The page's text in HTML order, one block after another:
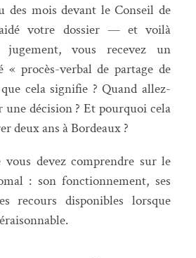
des mois devant le Conseil de
votre dossier — et voilà
jugement, vous recevez un
procès-verbal de partage de
cela signifie ? Quand allez-
décision ? Et pourquoi cela
deux ans à Bordeaux ?
devez comprendre sur le
: son fonctionnement, ses
recours disponibles lorsque